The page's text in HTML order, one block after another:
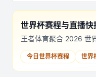
世界杯赛程与直播快
王者体育聚合 2026 世
今日世界杯赛程 世界